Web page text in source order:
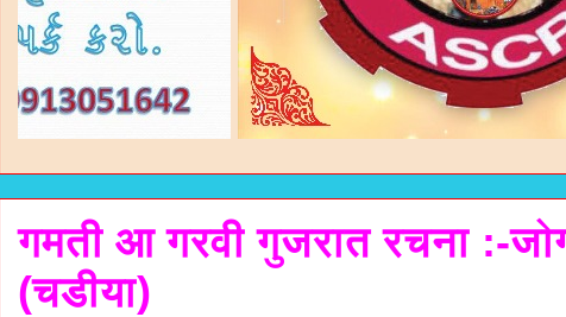
गमती आ गरवी गुजरात रचना :-
(चडीया)